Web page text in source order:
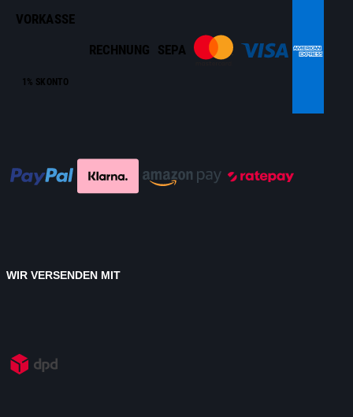
VORKASSE
1% SKONTO
RECHNUNG SEPA
WIR VERSENDEN MIT